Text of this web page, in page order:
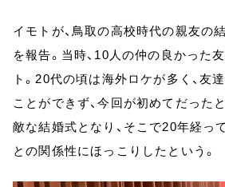
イモトが、鳥取の高校時代の親友の
を報告。当時、10人の仲の良かった
ト。20代の頃は海外ロケが多く、友
ことができず、今回が初めてだった
敵な結婚式となり、そこで20年経っ
との関係性にほっこりしたという。